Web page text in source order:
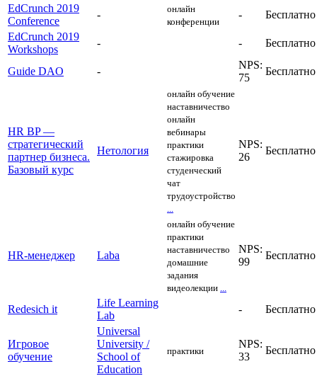
EdCrunch 2019
Conference
-
онлайн
конференции
-
Бесплатно
EdCrunch 2019
Workshops
- - Бесплатно
Guide DAO -
NPS:
75
Бесплатно
HR BP —
стратегический
партнер бизнеса.
Базовый курс
Нетология
онлайн обучение
наставничество
онлайн
вебинары
практики
стажировка
студенческий
чат
трудоустройство
NPS:
26
Бесплатно
HR-менеджер Laba
онлайн обучение
практики
наставничество
домашние
задания
видеолекции
NPS:
99
Бесплатно
Redesich it
Life Learning
Lab
- Бесплатно
Игровое
обучение
Universal
University /
School of
Education
практики
NPS:
33
Бесплатно